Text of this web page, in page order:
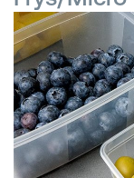
Förvaring
Hinkar &